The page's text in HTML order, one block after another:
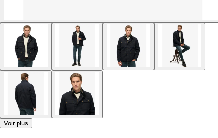
Voir plus